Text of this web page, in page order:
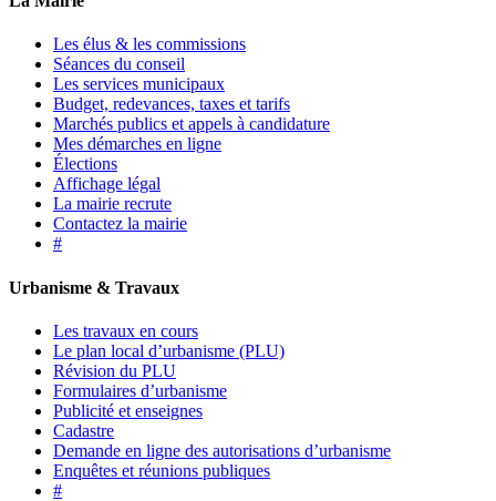
Les élus & les commissions
Séances du conseil
Les services municipaux
Budget, redevances, taxes et tarifs
Marchés publics et appels à candidature
Mes démarches en ligne
Élections
Affichage légal
La mairie recrute
Contactez la mairie
#
Urbanisme & Travaux
Les travaux en cours
Le plan local d’urbanisme (PLU)
Révision du PLU
Formulaires d’urbanisme
Publicité et enseignes
Cadastre
Demande en ligne des autorisations d’urbanisme
Enquêtes et réunions publiques
#